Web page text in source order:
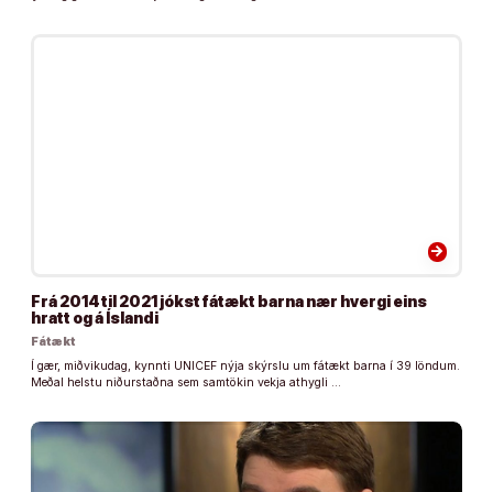
arrow_forward
Frá 2014 til 2021 jókst fátækt barna nær hvergi eins
hratt og á Íslandi
Fátækt
Í gær, miðvikudag, kynnti UNICEF nýja skýrslu um fátækt barna í 39 löndum.
Meðal helstu niðurstaðna sem samtökin vekja athygli …